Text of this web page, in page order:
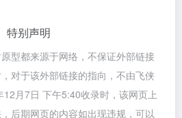
特别声明
型都来源于网络，不保证外部链接
对于该外部链接的指向，不由飞侠
月7日 下午5:40收录时，该网页上
后期网页的内容如出现违规，可以